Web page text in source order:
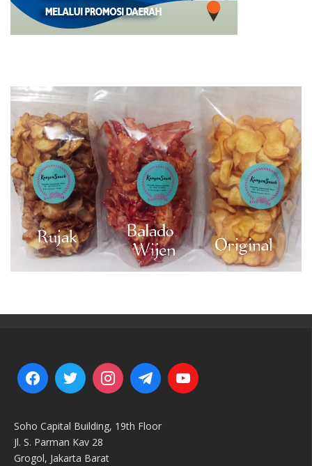
Soho Capital Building, 19th Floor
Jl. S. Parman Kav 28
Grogol, Jakarta Barat